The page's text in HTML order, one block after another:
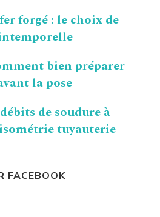
forgé : le choix de
bien préparer
la pose
de soudure à
tuyauterie
FACEBOOK